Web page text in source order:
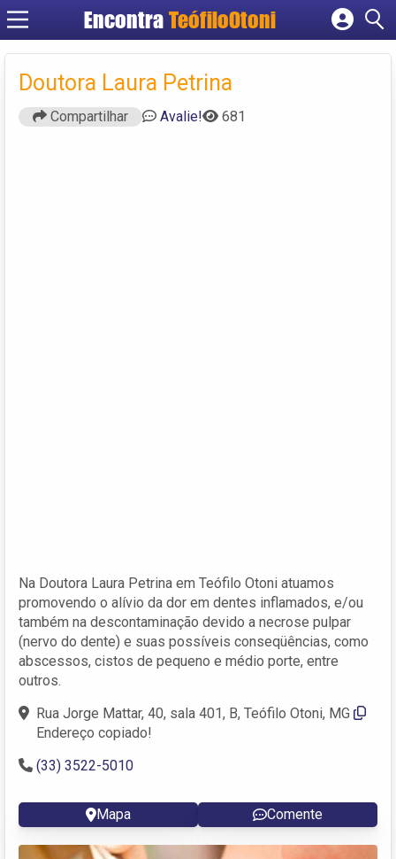
Encontra TeófiloOtoni
Cadastrar empresa
Criar conta
Doutora Laura Petrina
Compartilhar Avalie! 681
Na Doutora Laura Petrina em Teófilo Otoni atuamos
promovendo o alívio da dor em dentes inflamados, e/ou
também na descontaminação devido a necrose pulpar
(nervo do dente) e suas possíveis conseqüências, como
abscessos, cistos de pequeno e médio porte, entre
outros.
Rua Jorge Mattar, 40, sala 401, B, Teófilo Otoni, MG
Endereço copiado!
(33) 3522-5010
Mapa Comente